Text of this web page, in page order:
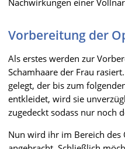
Vorbereitung der
Als erstes werden zur
Schamhaare der Frau
gelegt, der bis zum
entkleidet, wird sie
zugedeckt sodass nur noch
Nun wird ihr im Bereich des